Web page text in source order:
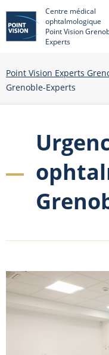
Centre médical
ophtalmologique
Point Vision
Experts
Point Vision Experts
Grenoble-Experts